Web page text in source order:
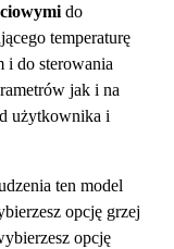
do
temperaturę
i do sterowania
jak i na
użytkownika i
ten model
opcję grzej
opcję